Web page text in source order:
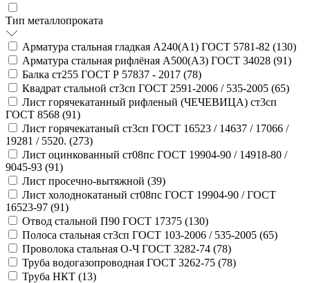
Тип металлопроката
Арматура стальная гладкая А240(А1) ГОСТ 5781-82 (130)
Арматура стальная рифлёная А500(А3) ГОСТ 34028 (91)
Балка ст255 ГОСТ Р 57837 - 2017 (78)
Квадрат стальной ст3сп ГОСТ 2591-2006 / 535-2005 (65)
Лист горячекатанный рифленый (ЧЕЧЕВИЦА) ст3сп
ГОСТ 8568 (91)
Лист горячекатаный ст3сп ГОСТ 16523 / 14637 / 17066 /
19281 / 5520. (273)
Лист оцинкованный ст08пс ГОСТ 19904-90 / 14918-80 /
9045-93 (91)
Лист просечно-вытяжной (39)
Лист холоднокатаный ст08пс ГОСТ 19904-90 / ГОСТ
16523-97 (91)
Отвод стальной П90 ГОСТ 17375 (130)
Полоса стальная ст3сп ГОСТ 103-2006 / 535-2005 (65)
Проволока стальная О-Ч ГОСТ 3282-74 (78)
Труба водогазопроводная ГОСТ 3262-75 (78)
Труба НКТ (13)